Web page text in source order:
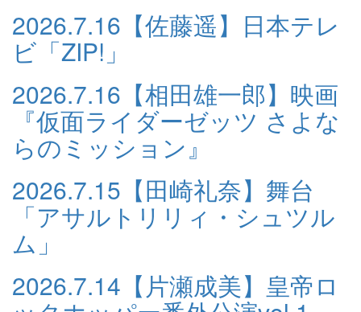
2026.7.16 【佐藤遥】日本テレ
ビ「ZIP!」
2026.7.16 【相田雄一郎】映画
『仮面ライダーゼッツ さよな
らのミッション』
2026.7.15 【田崎礼奈】舞台
「アサルトリリィ・シュツル
ム」
2026.7.14 【片瀬成美】皇帝ロ